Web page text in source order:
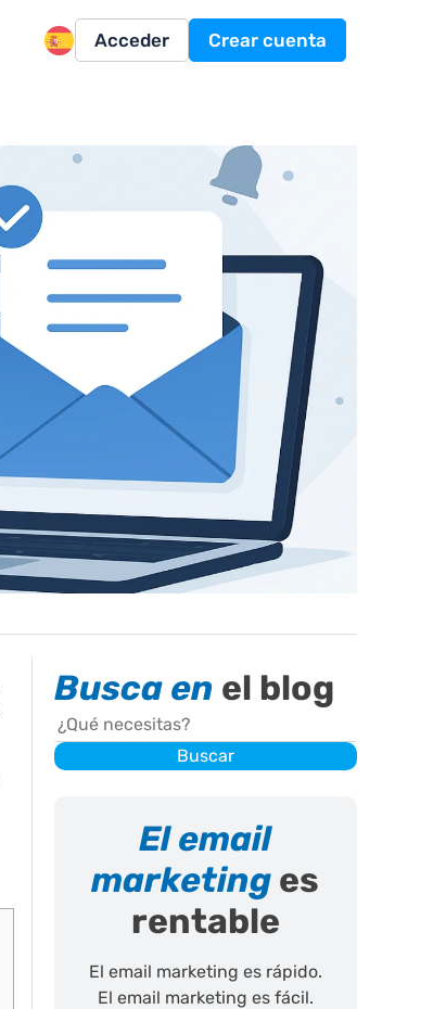
Acceder Crear cuenta
Busca en el blog
Buscar
Buscar
El email
marketing es
rentable
El email marketing es rápido.
El email marketing es fácil.